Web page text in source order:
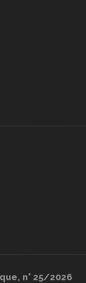
n° 25/2026